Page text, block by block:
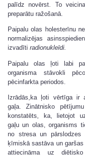
palīdz novērst. To
preparātu ražošanā.
Paipalu olas holesterīnu
normalizējas
izvadīti radionukleīdi.
Paipalu olas ļoti labi
organisma stāvokli
pēcinfarkta periodos.
Izrādās,ka ļoti vērtīga ir
gaļa. Zinātnisko
konstatēts, ka, lietojot
gaļu un olas, organisms
no stresa un pārslodzes
ķīmiskā sastāva un
attiecināma uz diētisko